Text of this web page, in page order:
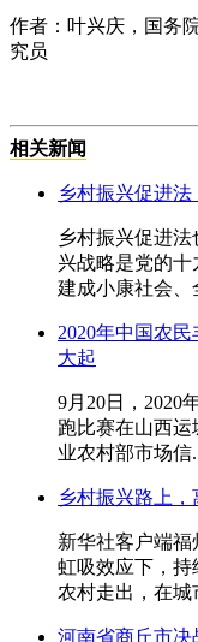
作者：叶兴庆，国务
究员
相关新闻
乡村振兴促进
乡村振兴促进
兴战略是党的
建成小康社会、
2020年中国农
大起
9月20日，2020
跑比赛在山西
业农村部市场信
乡村振兴路上，
新华社客户端
虹吸效应下，持
农村走出，在城
河南省商丘市